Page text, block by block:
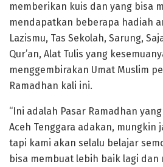
memberikan kuis dan yang bisa
mendapatkan beberapa hadiah
Lazismu, Tas Sekolah, Sarung,
Qur’an, Alat Tulis yang
menggembirakan Umat Muslim
Ramadhan kali ini.
“Ini adalah Pasar Ramadhan
Aceh Tenggara adakan, mungkin
tapi kami akan selalu belajar
bisa membuat lebih baik lagi dan